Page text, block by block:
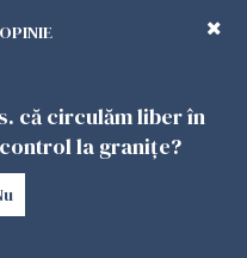
că și-a lăsat copiii
la mall. Vecinii
că circulăm liber în
la granițe?